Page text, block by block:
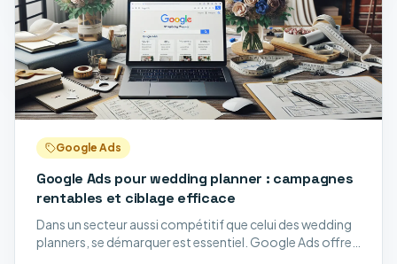
Google Ads
Google Ads pour wedding planner : campagnes
rentables et ciblage efficace
Dans un secteur aussi compétitif que celui des wedding
planners, se démarquer est essentiel. Google Ads offre